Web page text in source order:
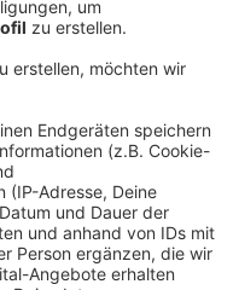
Lust habe. Dazu
den er mit
und performed hat.
Kosten. Es ist eben
die den
kann und soll.